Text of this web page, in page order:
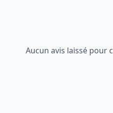
Aucun avis laissé pour